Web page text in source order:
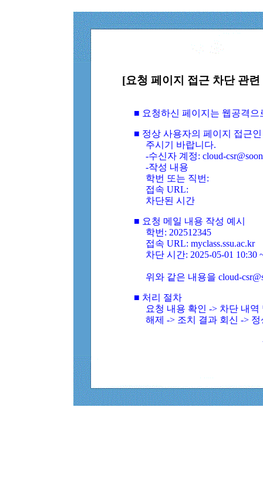
[요청 페이지 접근 차단 관
■ 요청하신 페이지는 웹공격
■ 정상 사용자의 페이지 접근
주시기 바랍니다.
-수신자 계정: cloud-
-작성 내용
학번 또는 직번:
접속 URL:
차단된 시간
■ 요청 메일 내용 작성 예시
학번: 202512345
접속 URL: myclass.ssu.ac.kr
차단 시간: 2025-05-01 10:30
위와 같은 내용을 cloud-
■ 처리 절차
요청 내용 확인 -> 차단 내
해제 -> 조치 결과 회신 ->